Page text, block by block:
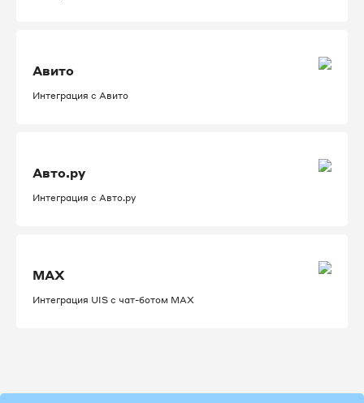
Авито
Интеграция с Авито
Авто.ру
Интеграция с Авто.ру
MAX
Интеграция UIS с чат-ботом MAX